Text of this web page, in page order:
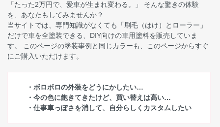
「たった2万円で、愛車が生まれ変わる。」 そんな驚きの体験
を、あなたもしてみませんか？
当サイトでは、専門知識がなくても「刷毛（はけ）とローラー」
だけで車を全塗装できる、DIY向けの車用塗料を販売していま
す。 このページの塗装事例と同じカラーも、このページからすぐ
にご購入いただけます。
・ボロボロの外装をどうにかしたい…
・今の色に飽きてきたけど、買い替えは高い…
・仕事車っぽさを消して、自分らしくカスタムしたい